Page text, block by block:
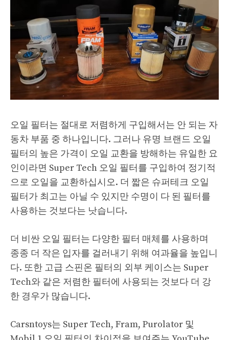
오일 필터는 절대로 저렴하게 구입해서는 안 되는 자
동차 부품 중 하나입니다. 그러나 유명 브랜드 오일
필터의 높은 가격이 오일 교환을 방해하는 유일한 요
인이라면 Super Tech 오일 필터를 구입하여 정기적
으로 오일을 교환하십시오. 더 짧은 슈퍼테크 오일
필터가 최고는 아닐 수 있지만 수명이 다 된 필터를
사용하는 것보다는 낫습니다.
더 비싼 오일 필터는 다양한 필터 매체를 사용하며
종종 더 작은 입자를 걸러내기 위해 여과율을 높입니
다. 또한 고급 스핀온 필터의 외부 케이스는 Super
Tech와 같은 저렴한 필터에 사용되는 것보다 더 강
한 경우가 많습니다.
Carsntoys는 Super Tech, Fram, Purolator 및